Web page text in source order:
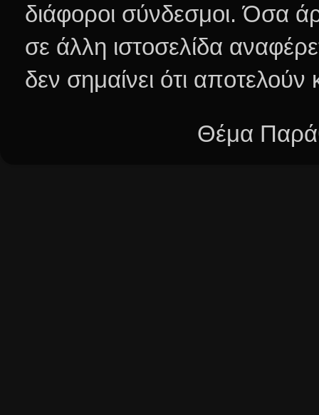
διάφοροι σύνδεσμοι.Όσα
σε άλλη ιστοσελίδα
δεν σημαίνει ότι
Θέμα